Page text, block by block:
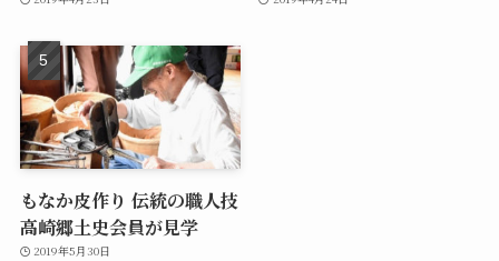
もなか皮作り 伝統の職人技
高崎郷土史会員が見学
2019年5月30日